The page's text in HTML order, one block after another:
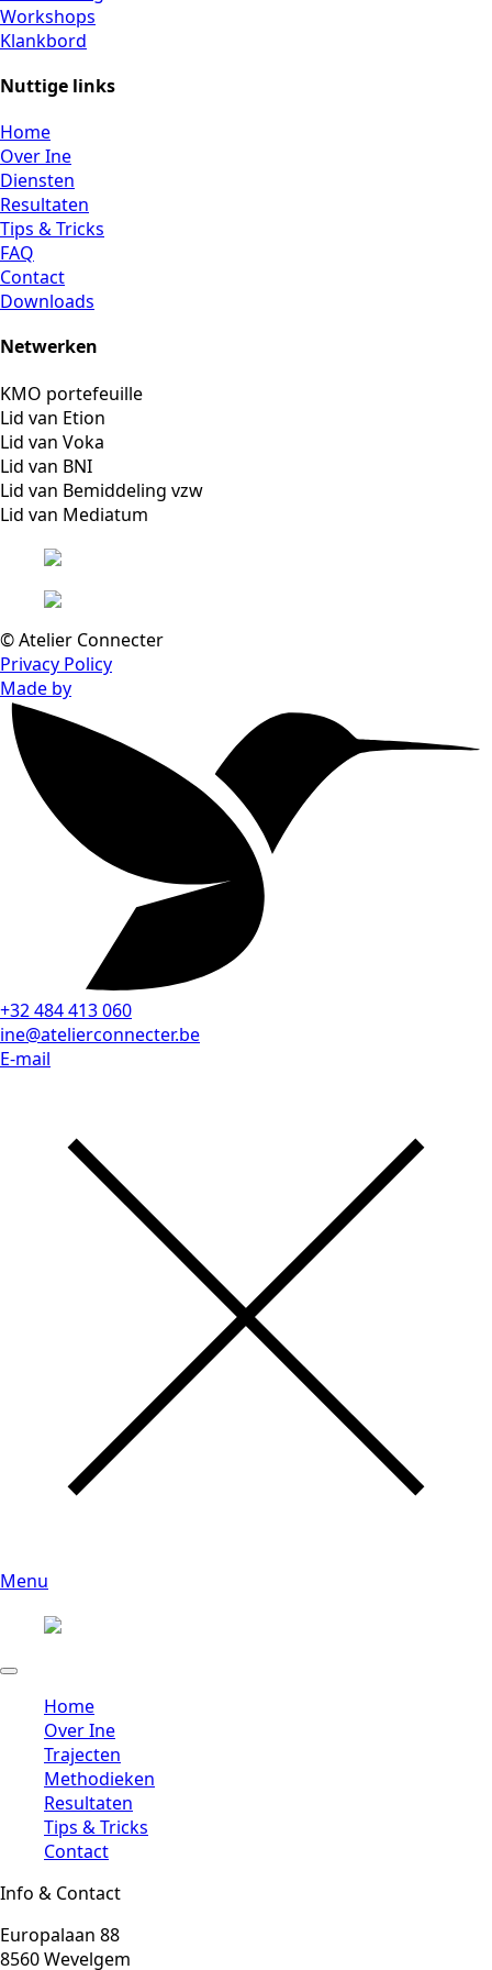
Workshops
Klankbord
Nuttige links
Home
Over Ine
Diensten
Resultaten
Tips & Tricks
FAQ
Contact
Downloads
Netwerken
KMO portefeuille
Lid van Etion
Lid van Voka
Lid van BNI
Lid van Bemiddeling vzw
Lid van Mediatum
© Atelier Connecter
Privacy Policy
Made by
+32 484 413 060
ine@atelierconnecter.be
E-mail
Menu
Home
Over Ine
Trajecten
Methodieken
Resultaten
Tips & Tricks
Contact
Info & Contact
Europalaan 88
8560 Wevelgem